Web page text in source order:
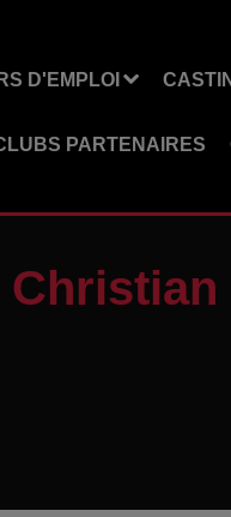
D'EMPLOI
PARTENAIRES